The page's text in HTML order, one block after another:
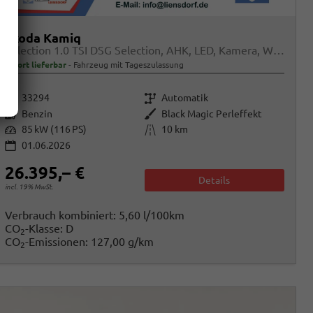
Skoda Kamiq
Selection 1.0 TSI DSG Selection, AHK, LED, Kamera, Winter, 16-Zoll, 4 J.-Garantie
sofort lieferbar Fahrzeug mit Tageszulassung
33294 Getriebe Automatik
Kraftstoff Benzin Außenfarbe Black Magic Perleffekt
Leistung 85 kW (116 PS) Kilometerstand
10 km
01.06.2026
26.395,– €
incl. 19% MwSt.
Details
Verbrauch kombiniert: 5,60 l/100km
CO2-Klasse: D
CO2-Emissionen: 127,00 g/km